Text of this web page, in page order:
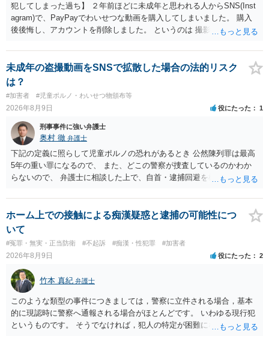
犯してしまった過ち】 ２年前ほどに未成年と思われる人からSNS(Inst
agram)で、PayPayでわいせつな動画を購入してしまいました。 購入
後後悔し、アカウントを削除しました。 というのは 撮影済みなら児童
罪・性的姿態撮影罪 16歳未満だと、不同意わいせつ罪（176条3項）
等が検討されます。 罪名によって、会社PCの押収の可能性も変わって
くるでしょう。 一般論としては、 所持罪だけであれば、 弁護士に相
談した上で、実際に使った端末を持って、警察相談に出向いておけば
会社PCまでは押収されないと思います。 不同意わいせつ罪（176条3
項）になると、 自首したとしても、自宅等の捜索差押等が行われる可
能性があります
未成年の盗撮動画をSNSで拡散した場合の法的リスク
は？
#加害者 #児童ポルノ・わいせつ物頒布等
2026年8月9日 役にたった 1
刑事事件に強い弁護士
奥村 徹 弁護士
下記の定義に照らして児童ポルノの恐れがあるとき 公然陳列罪は最高
5年の重い罪になるので、 また、どこの警察が捜査しているのかわか
らないので、 弁護士に相談した上で、自首・逮捕回避を検討して下さ
童の性的な部位（性器等若しくはその周辺部、臀でん部又は胸部をい
う。）が露出され又は強調されているものであり、かつ、性欲を興奮
させ又は刺激するもの
ホーム上での接触による痴漢疑惑と逮捕の可能性につ
いて
#冤罪・無実・正当防衛 #不起訴 #痴漢・性犯罪 #加害者
2026年8月9日 役にたった 2
竹本 真紀 弁護士
このような類型の事件につきましては，警察に立件される場合，基本
的に現認時に警察へ通報される場合がほとんどです。 いわゆる現行犯
というものです。 そうでなければ，犯人の特定が困難になってしまい